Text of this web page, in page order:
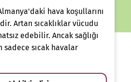
hava koşullarını
Artan sıcaklıklar vücudu
edebilir. Ancak sağlığı
sıcak havalar